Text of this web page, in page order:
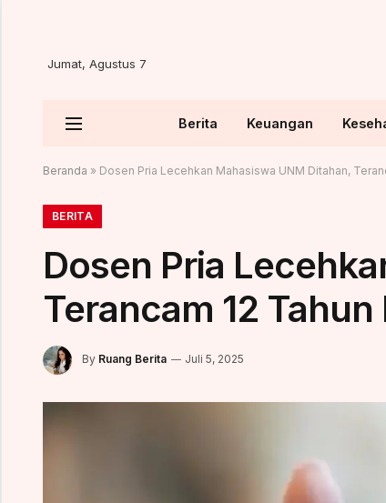
Jumat, Agustus 7
Berita Keuangan
Beranda » Dosen Pria Lecehkan Mahasiswa UNM Ditahan,
BERITA
Dosen Pria
Terancam 12 Tahun
By Ruang Berita Juli 5, 2025